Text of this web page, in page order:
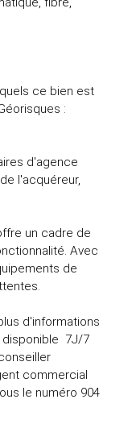
ce bien est
:
d'agence
l'acquéreur,
un cadre de
Avec
de
d'informations
disponible 7J/7
commercial
le numéro 904